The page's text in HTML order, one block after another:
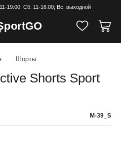
19:00; Cб: 11-16:00; Вс: выходной
GO
Шорты
Shorts Sport
M-39_S